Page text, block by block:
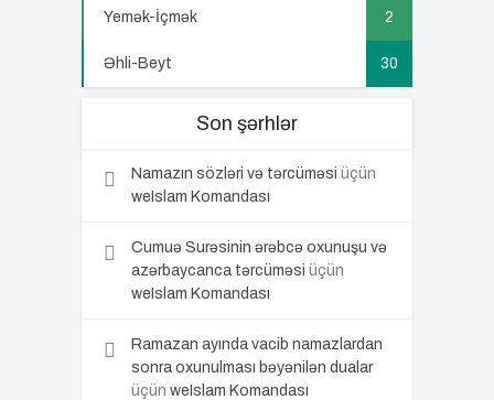
Yemək-İçmək 2
Əhli-Beyt 30
Son şərhlər
Namazın sözləri və tərcüməsi üçün
weIslam Komandası
Cumuə Surəsinin ərəbcə oxunuşu və
azərbaycanca tərcüməsi üçün
weIslam Komandası
Ramazan ayında vacib namazlardan
sonra oxunulması bəyənilən dualar
üçün weIslam Komandası